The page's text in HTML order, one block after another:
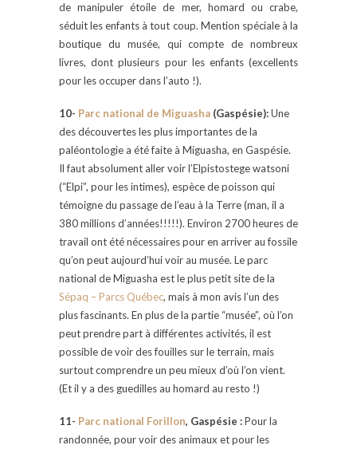
de manipuler étoile de mer, homard ou crabe,
séduit les enfants à tout coup. Mention spéciale à la
boutique du musée, qui compte de nombreux
livres, dont plusieurs pour les enfants (excellents
pour les occuper dans l’auto !).
10- Parc national de Miguasha (Gaspésie):Une
des découvertes les plus importantes de la
paléontologie a été faite à Miguasha, en Gaspésie.
Il faut absolument aller voir l’Elpistostege watsoni
(“Elpi”, pour les intimes), espèce de poisson qui
témoigne du passage de l’eau à la Terre (man, il a
380 millions d’années!!!!!). Environ 2700 heures de
travail ont été nécessaires pour en arriver au fossile
qu’on peut aujourd’hui voir au musée. Le parc
national de Miguasha est le plus petit site de la
Sépaq – Parcs Québec, mais à mon avis l’un des
plus fascinants. En plus de la partie “musée”, où l’on
peut prendre part à différentes activités, il est
possible de voir des fouilles sur le terrain, mais
surtout comprendre un peu mieux d’où l’on vient.
(Et il y a des guedilles au homard au resto !)
11- Parc national Forillon, Gaspésie :Pour la
randonnée, pour voir des animaux et pour les